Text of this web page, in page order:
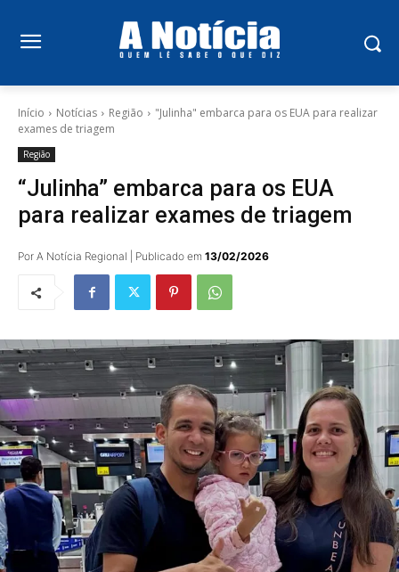
Início Notícias Região
"Julinha" embarca para os EUA para realizar
exames de triagem
Região
“Julinha” embarca para os EUA
para realizar exames de triagem
Por A Notícia Regional | Publicado em 13/02/2026